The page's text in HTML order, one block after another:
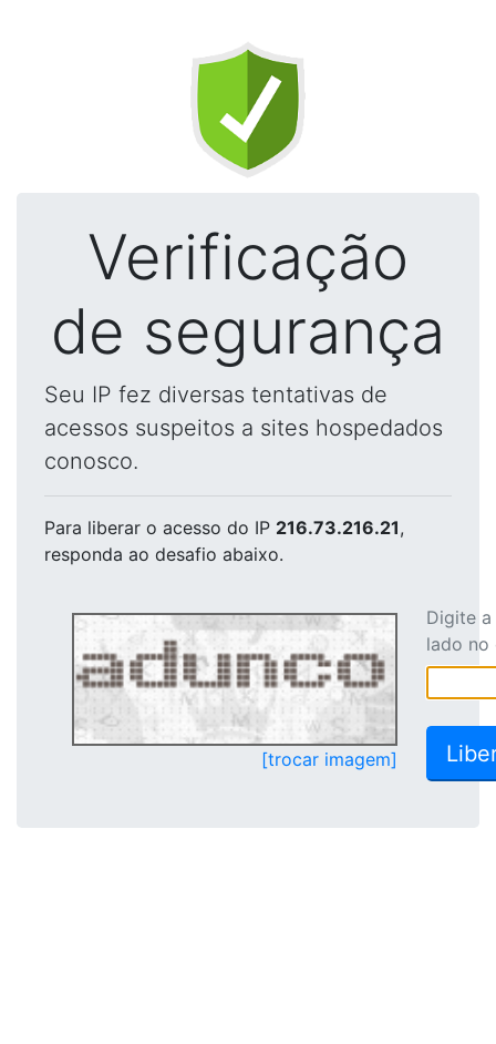
Verificação
de segurança
Seu IP fez diversas tentativas de
acessos suspeitos a sites hospedados
conosco.
Para liberar o acesso do IP 216.73.216.21,
responda ao desafio abaixo.
[trocar imagem]
Digite
lado no